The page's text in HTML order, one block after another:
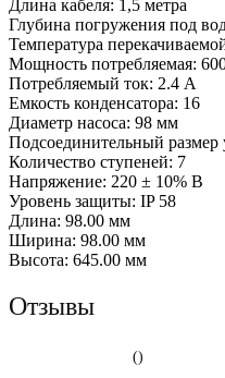
Длина кабеля: 1,5 метра
Глубина погружения под
Температура
Мощность потребляемая:
Потребляемый ток: 2.4 А
Емкость конденсатора: 16
Диаметр насоса: 98 мм
Подсоединительный размер
Количество ступеней: 7
Напряжение: 220 ± 10% В
Уровень защиты: IP 58
Длина: 98.00 мм
Ширина: 98.00 мм
Высота: 645.00 мм
Отзывы
()